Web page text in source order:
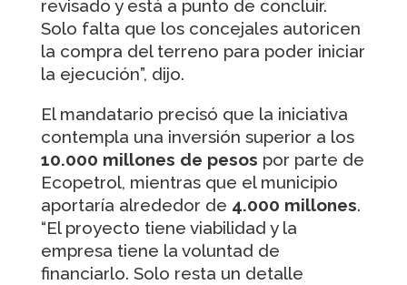
revisado y está a punto de concluir.
Solo falta que los concejales autoricen
la compra del terreno para poder iniciar
la ejecución”, dijo.
El mandatario precisó que la iniciativa
contempla una inversión superior a los
10.000 millones de pesos por parte de
Ecopetrol, mientras que el municipio
aportaría alrededor de 4.000 millones.
“El proyecto tiene viabilidad y la
empresa tiene la voluntad de
financiarlo. Solo resta un detalle